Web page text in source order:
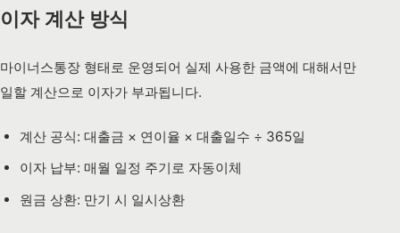
이자 계산 방식
마이너스통장 형태로 운영되어 실제 사용한 금액에 대해서만
일할 계산으로 이자가 부과됩니다.
계산 공식: 대출금 × 연이율 × 대출일수 ÷ 365일
이자 납부: 매월 일정 주기로 자동이체
원금 상환: 만기 시 일시상환